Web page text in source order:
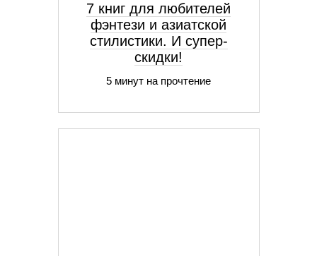
7 книг для любителей
фэнтези и азиатской
стилистики. И супер-
скидки!
5 минут на прочтение